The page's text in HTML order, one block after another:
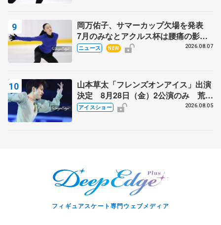
岡万佑子、サマーカップ欠場を発表
7月のみなとアクルス杯は腰痛の影響
で
ニュース NEW 2026.08.07
山本草太「フレンズオンアイス」出演
決定 8月28日（金）2公演のみ 荒川
静香さんプロデュース、20周年のアイ
アイスショー 2026.08.05
フィギュアスケート専門ウェブメディア